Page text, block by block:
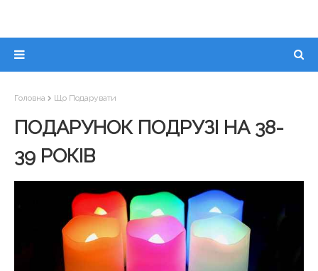
Головна Що Подарувати
ПОДАРУНОК ПОДРУЗІ НА 38-
39 РОКІВ